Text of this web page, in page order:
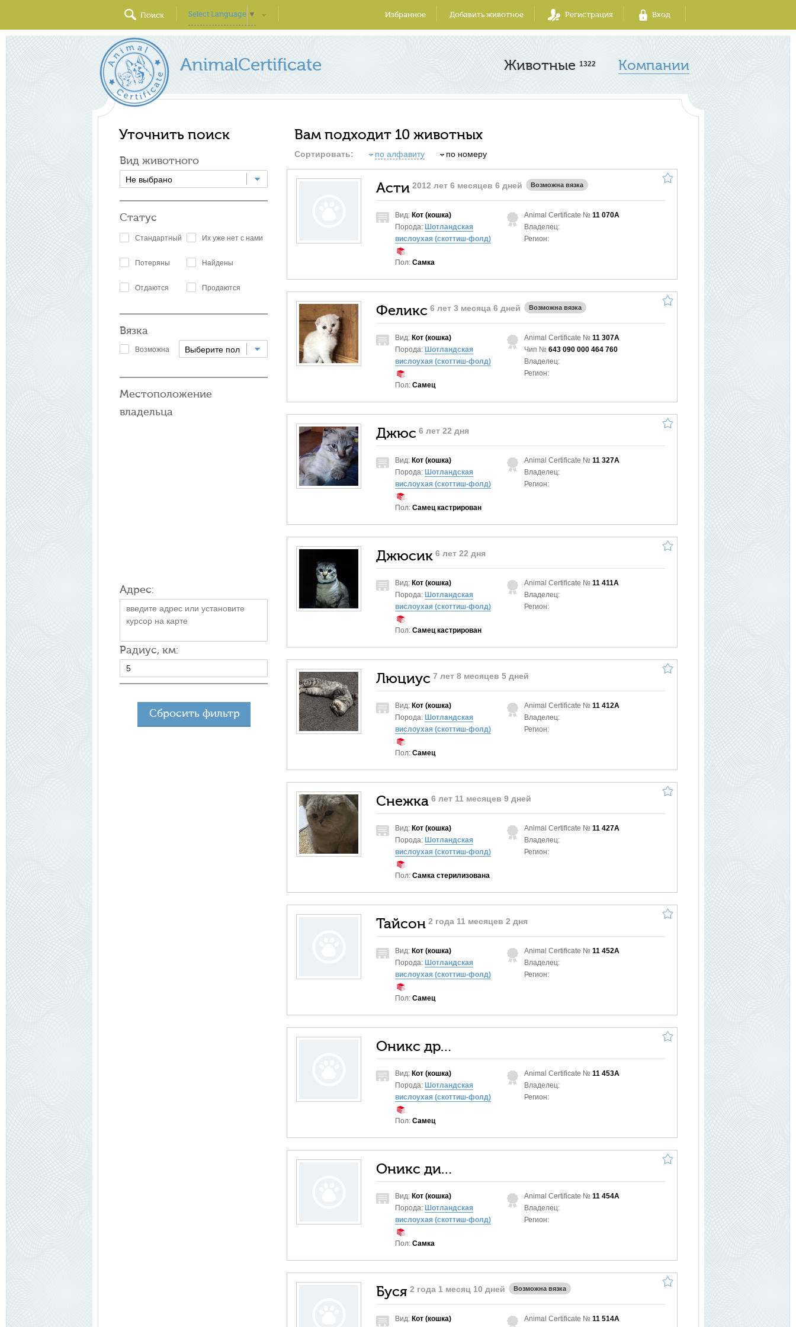
Поиск Select Language ▼ Избранное Добавить животное Регистрация Вход
AnimalCertificate Животные 1322 Компании
Уточнить поиск
Вид животного
Не выбрано
Статус
Стандартный
Потеряны
Отдаются
Их уже нет с нами
Найдены
Продаются
Вязка
Возможна Выберите пол
Местоположение
владельца
Адрес:
Радиус, км:
Сбросить фильтр
Вам подходит 10 животных
Сортировать: по алфавиту по номеру
Асти 2012 лет 6 месяцев 6 дней Возможна вязка
Вид: Кот (кошка)
Порода: Шотландская
вислоухая (скоттиш-фолд)
Пол: Самка
Animal Certificate № 11 070A
Владелец:
Регион:
Феликс 6 лет 3 месяца 6 дней Возможна вязка
Вид: Кот (кошка)
Порода: Шотландская
вислоухая (скоттиш-фолд)
Пол: Самец
Animal Certificate № 11 307A
Чип № 643 090 000 464 760
Владелец:
Регион:
Джюс 6 лет 22 дня
Вид: Кот (кошка)
Порода: Шотландская
вислоухая (скоттиш-фолд)
Пол: Самец кастрирован
Animal Certificate № 11 327A
Владелец:
Регион:
Джюсик 6 лет 22 дня
Вид: Кот (кошка)
Порода: Шотландская
вислоухая (скоттиш-фолд)
Пол: Самец кастрирован
Animal Certificate № 11 411A
Владелец:
Регион:
Люциус 7 лет 8 месяцев 5 дней
Вид: Кот (кошка)
Порода: Шотландская
вислоухая (скоттиш-фолд)
Пол: Самец
Animal Certificate № 11 412A
Владелец:
Регион:
Снежка 6 лет 11 месяцев 9 дней
Вид: Кот (кошка)
Порода: Шотландская
вислоухая (скоттиш-фолд)
Пол: Самка стерилизована
Animal Certificate № 11 427A
Владелец:
Регион:
Тайсон 2 года 11 месяцев 2 дня
Вид: Кот (кошка)
Порода: Шотландская
вислоухая (скоттиш-фолд)
Пол: Самец
Animal Certificate № 11 452A
Владелец:
Регион:
Оникс дрим дансер каспер
Вид: Кот (кошка)
Порода: Шотландская
вислоухая (скоттиш-фолд)
Пол: Самец
Animal Certificate № 11 453A
Владелец:
Регион:
Оникс ди-ди драйв
Вид: Кот (кошка)
Порода: Шотландская
вислоухая (скоттиш-фолд)
Пол: Самка
Animal Certificate № 11 454A
Владелец:
Регион:
Буся 2 года 1 месяц 10 дней Возможна вязка
Вид: Кот (кошка)
Animal Certificate № 11 514A